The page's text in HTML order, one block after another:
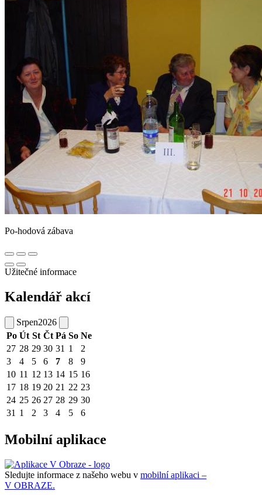
Po-hodová zábava
Užitečné informace
Kalendář akcí
Srpen2026
Po Út St Čt Pá So Ne
27 28 29 30 31 1
2
3
4 5 6 7 8
9
10 11 12 13 14 15 16
17 18 19 20 21 22 23
24 25 26 27 28 29 30
31 1 2 3 4 5 6
Mobilní aplikace
Sledujte informace z našeho webu v mobilní aplikaci –
V OBRAZE.